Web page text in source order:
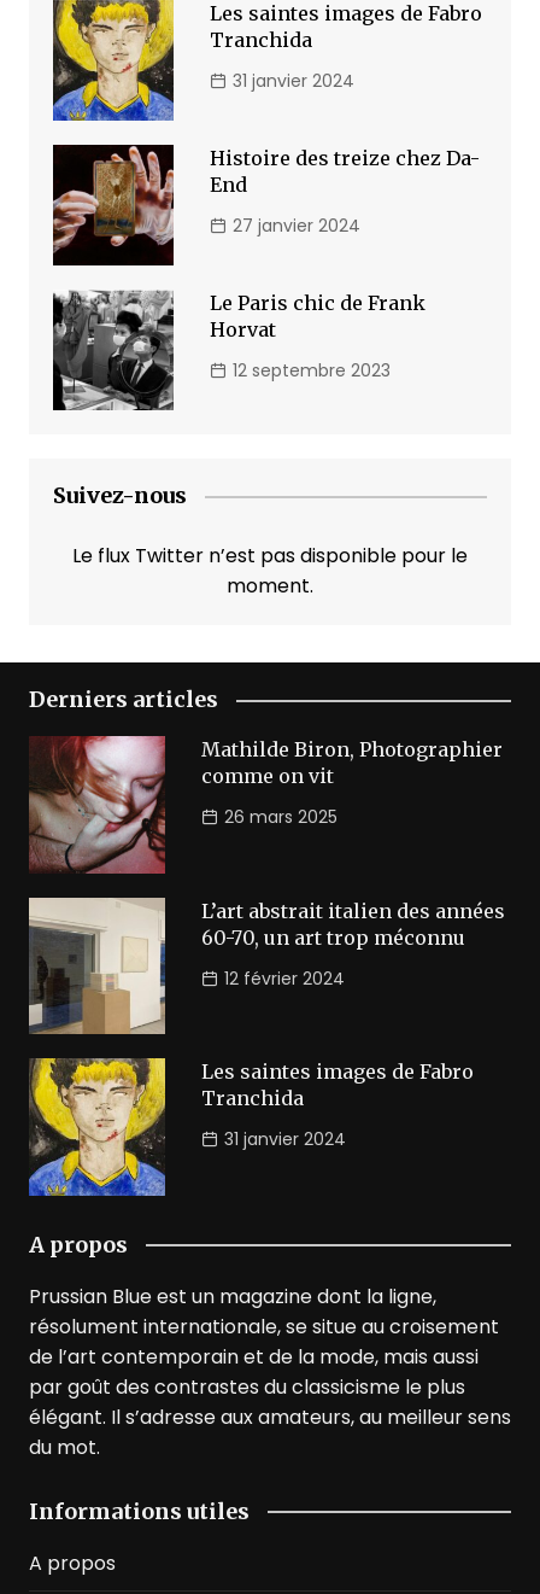
Les saintes images de Fabro
Tranchida
31 janvier 2024
Histoire des treize chez Da-
End
27 janvier 2024
Le Paris chic de Frank
Horvat
12 septembre 2023
Suivez-nous
Le flux Twitter n’est pas disponible pour le
moment.
Derniers articles
Mathilde Biron, Photographier
comme on vit
26 mars 2025
L’art abstrait italien des années
60-70, un art trop méconnu
12 février 2024
Les saintes images de Fabro
Tranchida
31 janvier 2024
A propos
Prussian Blue est un magazine dont la ligne,
résolument internationale, se situe au croisement
de l’art contemporain et de la mode, mais aussi
par goût des contrastes du classicisme le plus
élégant. Il s’adresse aux amateurs, au meilleur sens
du mot.
Informations utiles
A propos